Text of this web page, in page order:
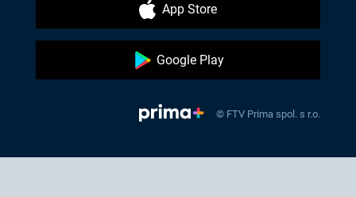
App Store
Google Play
© FTV Prima spol. s r.o.